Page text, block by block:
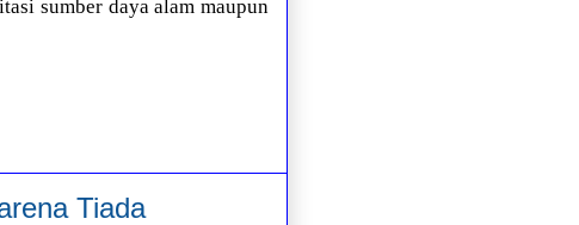
sumber daya alam maupun
Tiada